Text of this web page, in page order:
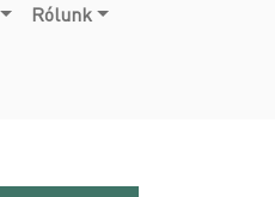
Rólunk